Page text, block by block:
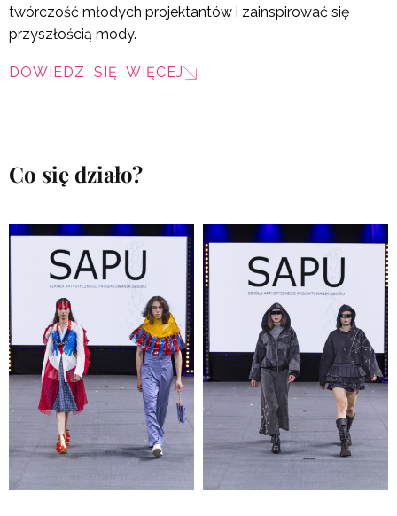
twórczość młodych projektantów i zainspirować się
przyszłością mody.
DOWIEDZ SIĘ WIĘCEJ
Co się działo?